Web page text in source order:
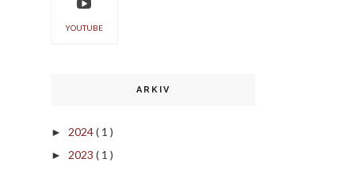
YOUTUBE
ARKIV
► 2024( 1 )
► 2023 ( 1 )